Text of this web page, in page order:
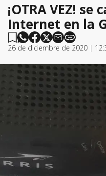
¡OTRA VEZ! se
Internet en la
26 de diciembre de 2020 |